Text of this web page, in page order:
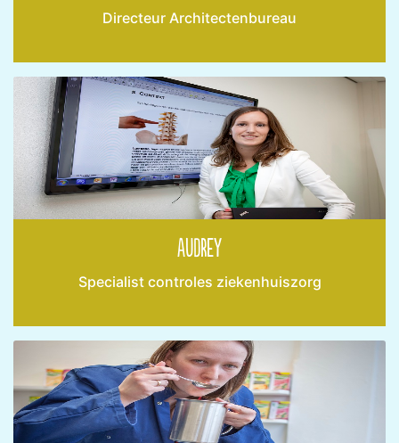
Directeur Architectenbureau
Audrey
Specialist controles ziekenhuiszorg